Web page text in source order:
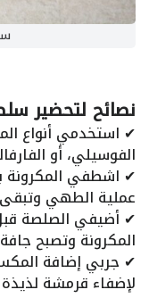
نصائح لتحضير
✔ استخدمي أنواع
الفوسيلي، أو
✔ اشطفي المكرونة
عملية الطهي
✔ أضيفي الصلصة
المكرونة وتصبح
✔ جربي إضافة
لإضفاء قرمشة